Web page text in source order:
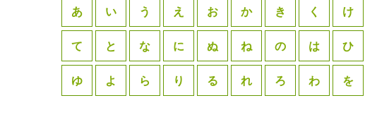
あ い う え お か き く け
て と な に ぬ ね の は ひ
ゆ よ ら り る れ ろ わ を